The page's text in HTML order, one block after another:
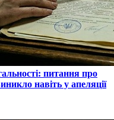
питання про
навіть у апеляції